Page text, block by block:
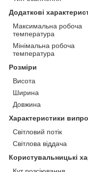
Додаткові
Максимальна робоча
температура
Мінімальна робоча
температура
Розміри
Висота
Ширина
Довжина
Характеристики
Світловий потік
Світлова віддача
Користувальницькі